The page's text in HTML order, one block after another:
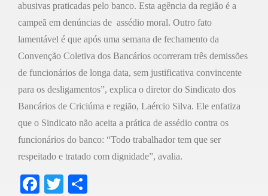
abusivas praticadas pelo banco. Esta agência da região é a
campeã em denúncias de assédio moral. Outro fato
lamentável é que após uma semana de fechamento da
Convenção Coletiva dos Bancários ocorreram três demissões
de funcionários de longa data, sem justificativa convincente
para os desligamentos”, explica o diretor do Sindicato dos
Bancários de Criciúma e região, Laércio Silva. Ele enfatiza
que o Sindicato não aceita a prática de assédio contra os
funcionários do banco: “Todo trabalhador tem que ser
respeitado e tratado com dignidade”, avalia.
F
T